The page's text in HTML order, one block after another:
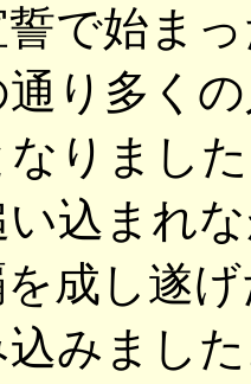
で始まっ
り多く
りまし
い込まれ
を成し遂
みまし